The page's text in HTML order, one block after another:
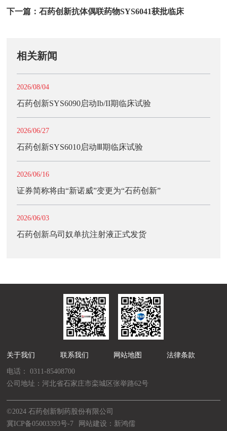
下一篇：石药创新抗体偶联药物SYS6041获批临床
相关新闻
2026/08/04
石药创新SYS6090启动Ib/II期临床试验
2026/06/27
石药创新SYS6010启动Ⅲ期临床试验
2026/06/16
证券简称将由“新诺威”变更为“石药创新”
2026/06/03
石药创新乌司奴单抗注射液正式发货
关于我们 联系我们 网站地图 法律条款
电话：0311-85408700
公司地址：河北省石家庄市栾城区张举路62号
©2024 石药创新制药股份有限公司
冀ICP备05003393号-7
网站建设：新鸿儒